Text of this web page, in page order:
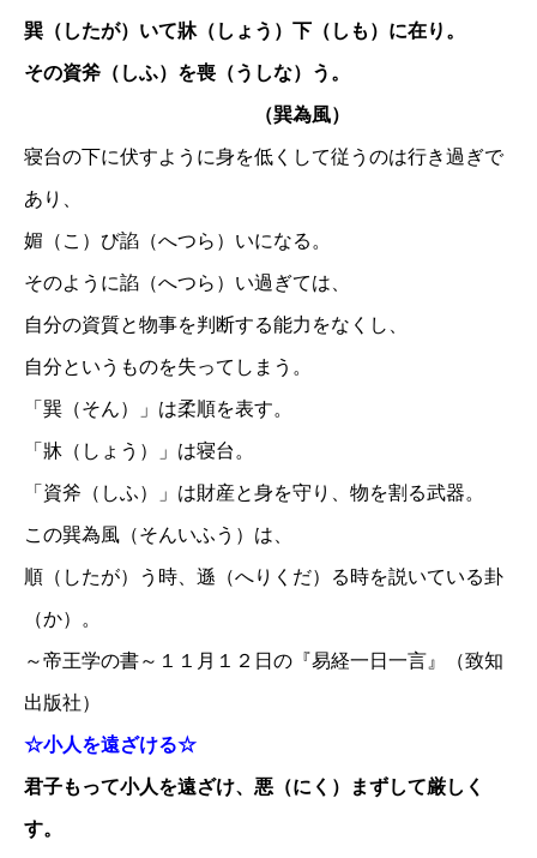
巽（したが）いて牀（しょう）下（しも）に在り。
その資斧（しふ）を喪（うしな）う。
（巽為風）
寝台の下に伏すように身を低くして従うのは行き過ぎで
あり、
媚（こ）び諂（へつら）いになる。
そのように諂（へつら）い過ぎては、
自分の資質と物事を判断する能力をなくし、
自分というものを失ってしまう。
「巽（そん）」は柔順を表す。
「牀（しょう）」は寝台。
「資斧（しふ）」は財産と身を守り、物を割る武器。
この巽為風（そんいふう）は、
順（したが）う時、遜（へりくだ）る時を説いている卦
（か）。
～帝王学の書～１１月１２日の『易経一日一言』（致知
出版社）
☆小人を遠ざける☆
君子もって小人を遠ざけ、悪（にく）まずして厳しく
す。